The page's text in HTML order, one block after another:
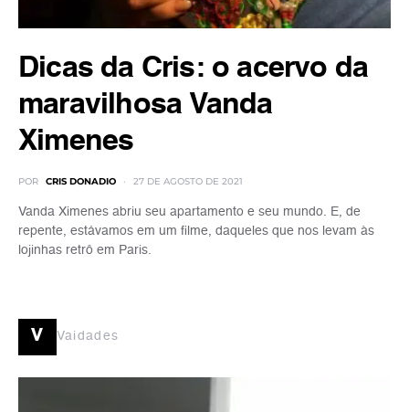
Dicas da Cris: o acervo da
maravilhosa Vanda
Ximenes
POR CRIS DONADIO 27 DE AGOSTO DE 2021
Vanda Ximenes abriu seu apartamento e seu mundo. E, de
repente, estávamos em um filme, daqueles que nos levam às
lojinhas retrô em Paris.
v Vaidades